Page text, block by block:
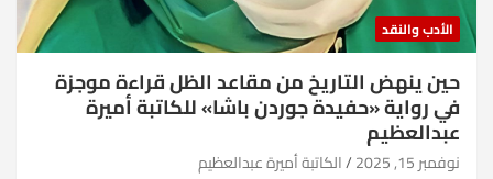
الأدب والنقد
حين ينهض التاريخ من مقاعد الظل قراءة موجزة
في رواية «حفيدة جوردن باشا» للكاتبة أميرة
عبدالعظيم
نوفمبر 15, 2025 الكاتبة أميرة عبدالعظيم